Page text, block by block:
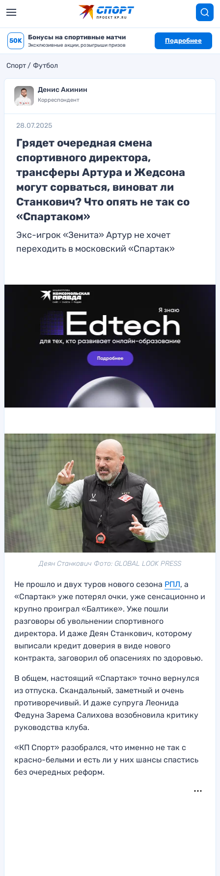
50K Бонусы на спортивные матчи
Эксклюзивные акции, розыгрыши призов
Подробнее
Спорт Футбол
Денис Акинин
Корреспондент
28.07.2025
Грядет очередная смена
спортивного директора,
трансферы Артура и Жедсона
могут сорваться, виноват ли
Станкович? Что опять не так со
«Спартаком»
Экс-игрок «Зенита» Артур не хочет
переходить в московский «Спартак»
Деян Станкович Фото: GLOBAL LOOK PRESS
Не прошло и двух туров нового сезона РПЛ, а
«Спартак» уже потерял очки, уже сенсационно и
крупно проиграл «Балтике». Уже пошли
разговоры об увольнении спортивного
директора. И даже Деян Станкович, которому
выписали кредит доверия в виде нового
контракта, заговорил об опасениях по здоровью.
В общем, настоящий «Спартак» точно вернулся
из отпуска. Скандальный, заметный и очень
противоречивый. И даже супруга Леонида
Федуна Зарема Салихова возобновила критику
руководства клуба.
«КП Спорт» разобрался, что именно не так с
красно-белыми и есть ли у них шансы спастись
без очередных реформ.